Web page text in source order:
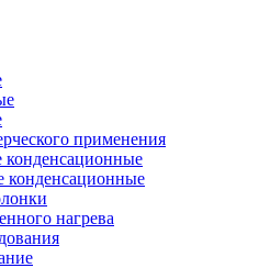
применения
конденсационные
конденсационные
нагрева